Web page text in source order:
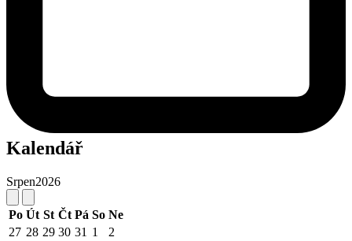
Kalendář
Srpen2026
Po Út St Čt Pá So Ne
27 28 29 30 31 1
2